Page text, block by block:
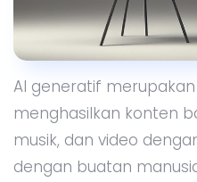
AI generatif
menghasilkan konten
musik, dan video
dengan buatan